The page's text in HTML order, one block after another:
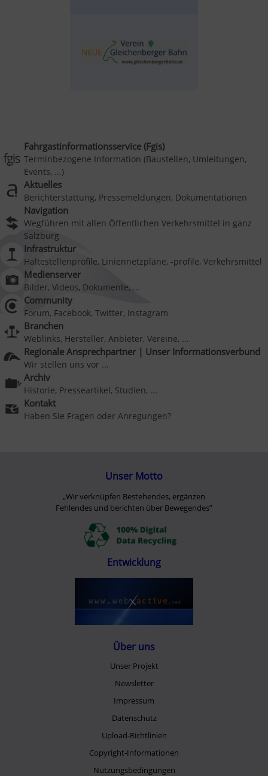
Fahrgastinformationsservice (Fgis)
Terminbezogene Information (Baustellen, Umleitungen,
Events, ...)
Aktuelles
Berichterstattung, Pressemeldungen, Dokumentationen
Navigation
Wegführen mit allen Öffentlichen Verkehrsmittel in ganz
Salzburg
Infrastruktur
Haltestellenprofile, Liniennetzpläne, -profile, Verkehrsmittel
Medienserver
Bilder, Videos, Dokumente, ...
Community
Forum, Facebook, Twitter, Instagram
Branchen
Weblinks, Hersteller, Anbieter, Vereine, ...
Regionale Ansprechpartner | Unser Informationsverbund
Wir stellen uns vor ...
Archiv
Historie, Presseartikel, Studien, ...
Kontakt
Haben Sie Fragen oder Anregungen?
Unser Motto
„Wir verknüpfen Bestehendes, ergänzen
Fehlendes und berichten über Bewegendes”
Entwicklung
Über uns
Unser Projekt
Newsletter
Impressum
Datenschutz
Upload-Richtlinien
Copyright-Informationen
Nutzungsbedingungen